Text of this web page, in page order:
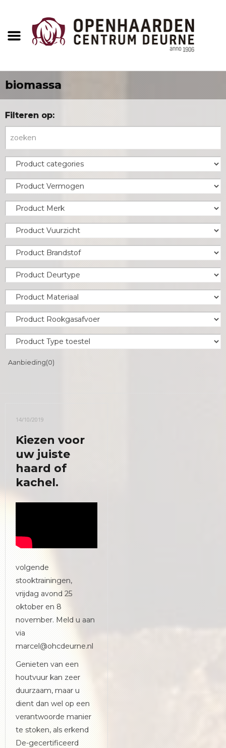
biomassa
Filteren op:
Aanbieding(0)
14/10/2019
Kiezen voor
uw juiste
haard of
kachel.
volgende
stooktrainingen,
vrijdag avond 25
oktober en 8
november. Meld u aan
via
marcel@ohcdeurne.nl
Genieten van een
houtvuur kan zeer
duurzaam, maar u
dient dan wel op een
verantwoorde manier
te stoken, als erkend
De-gecertificeerd